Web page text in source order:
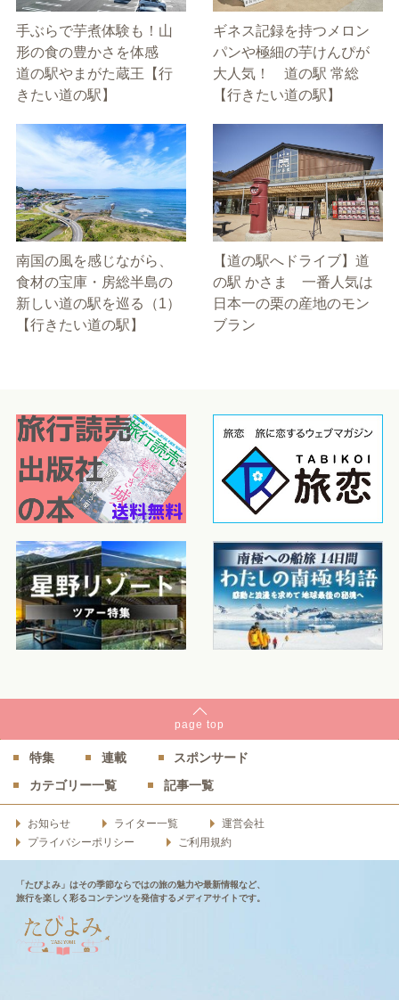
手ぶらで芋煮体験も！山
形の食の豊かさを体感
道の駅やまがた蔵王【行
きたい道の駅】
ギネス記録を持つメロン
パンや極細の芋けんぴが
大人気！ 道の駅 常総
【行きたい道の駅】
南国の風を感じながら、
食材の宝庫・房総半島の
新しい道の駅を巡る（1）
【行きたい道の駅】
【道の駅へドライブ】道
の駅 かさま 一番人気は
日本一の栗の産地のモン
ブラン
page top
特集 連載
スポンサード
カテゴリー一覧
記事一覧
お知らせ ライター一覧
運営会社
プライバシーポリシー
ご利用規約
「たびよみ」はその季節ならではの旅の魅力や最新情報など、
旅行を楽しく彩るコンテンツを発信するメディアサイトです。